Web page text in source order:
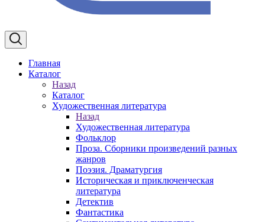
Главная
Каталог
Назад
Каталог
Художественная литература
Назад
Художественная литература
Фольклор
Проза. Сборники произведений разных
жанров
Поэзия. Драматургия
Историческая и приключенческая
литература
Детектив
Фантастика